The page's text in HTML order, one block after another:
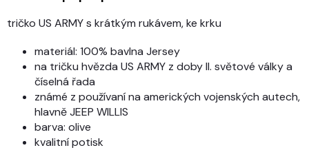
tričko US ARMY s krátkým rukávem, ke krku
materiál: 100% bavlna Jersey
na tričku hvězda US ARMY z doby II. světové války a
číselná řada
známé z používaní na amerických vojenských autech,
hlavně JEEP WILLIS
barva: olive
kvalitní potisk